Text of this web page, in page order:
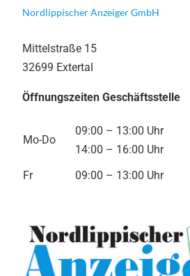
Nordlippischer Anzeiger GmbH
Mittelstraße 15
32699 Extertal
Öffnungszeiten Geschäftsstelle
Mo-Do
09:00 – 13:00 Uhr
14:00 – 16:00 Uhr
Fr
09:00 – 13:00 Uhr